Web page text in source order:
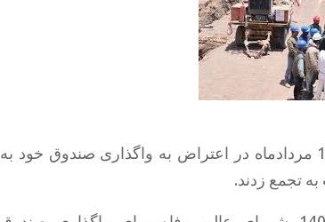
بازنشستگان صنعت مس کرمان روز سه شنبه 16 مردادماه در اعتراض به واگذاری صندوق خود به
تجمع زدند.